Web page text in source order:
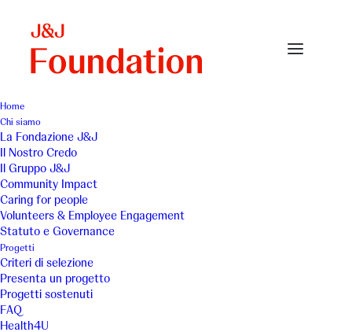
Home
Chi siamo
La Fondazione J&J
Il Nostro Credo
Il Gruppo J&J
Community Impact
Caring for people
Volunteers & Employee Engagement
Statuto e Governance
Progetti
Criteri di selezione
Presenta un progetto
Progetti sostenuti
FAQ
Health4U
La Nuova Arca